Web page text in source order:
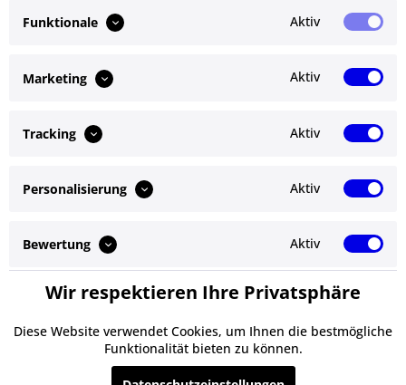
Kunden haben sich ebenfalls angesehen
Service Hotline
Shop Service
Informationen
* Alle Preise inkl. gesetzl. Mehrwertsteuer zzgl.Versandkosten
Funktionale Aktiv
Marketing Aktiv
Tracking Aktiv
Personalisierung Aktiv
Bewertung Aktiv
Service Aktiv
Wir respektieren Ihre Privatsphäre
Diese Website verwendet Cookies, um Ihnen die bestmögliche
Funktionalität bieten zu können.